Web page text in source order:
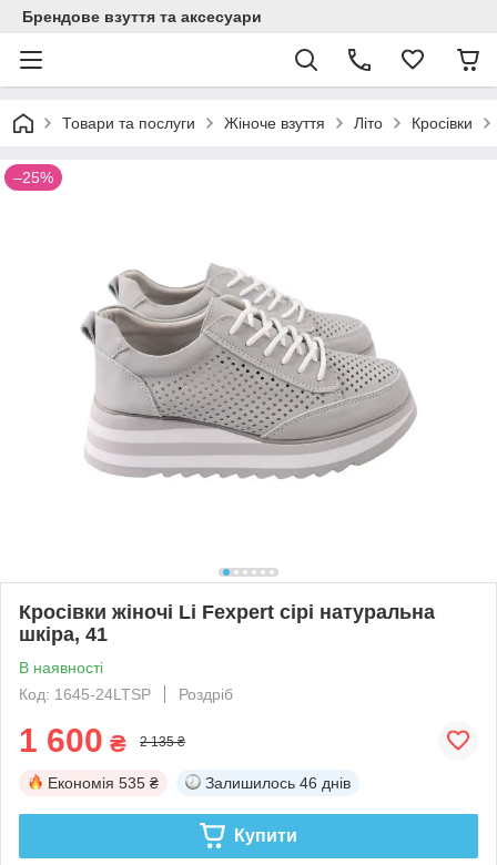
Брендове взуття та аксесуари
Товари та послуги Жіноче взуття Літо Кросівки
–25%
Кросівки жіночі Li Fexpert сірі натуральна
шкіра, 41
В наявності
Код: 1645-24LTSP
Роздріб
1 600 ₴ 2 135 ₴
Економія 535 ₴ Залишилось 46 днів
Купити